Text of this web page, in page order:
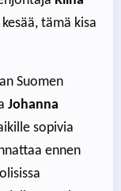
tämä kisa
Suomen
Johanna
sopivia
ennen